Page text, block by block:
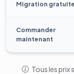
Migration gratuite
Commander
maintenant
Tous les prix